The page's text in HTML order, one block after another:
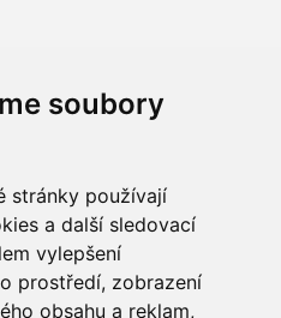
soubory
stránky používají
a další sledovací
vylepšení
prostředí, zobrazení
obsahu a reklam,